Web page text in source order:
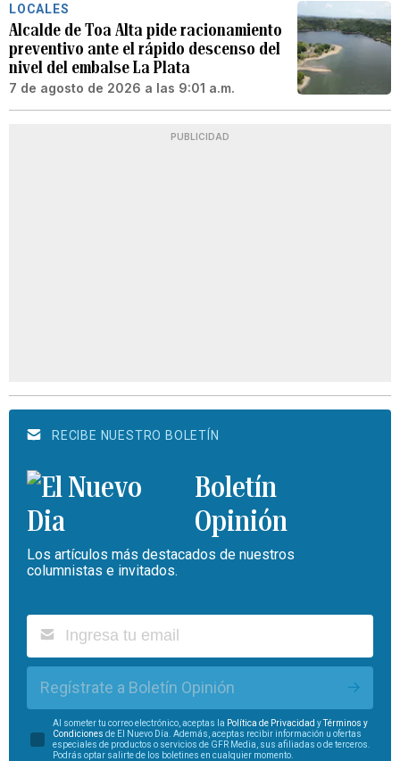
LOCALES
Alcalde de Toa Alta pide racionamiento
preventivo ante el rápido descenso del
nivel del embalse La Plata
7 de agosto de 2026 a las 9:01 a.m.
PUBLICIDAD
RECIBE NUESTRO BOLETÍN
Boletín
Opinión
Los artículos más destacados de nuestros
columnistas e invitados.
Regístrate a Boletín Opinión
Al someter tu correo electrónico, aceptas la Política de Privacidad yTérminos y
Condiciones de El Nuevo Día. Además, aceptas recibir información u ofertas
especiales de productos o servicios de GFR Media, sus afiliadas o de terceros.
Podrás optar salirte de los boletines en cualquier momento.